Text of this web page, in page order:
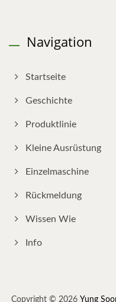
Navigation
Startseite
Geschichte
Produktlinie
Kleine Ausrüstung
Einzelmaschine
Rückmeldung
Wissen Wie
Info
Copyright © 2026 Yung